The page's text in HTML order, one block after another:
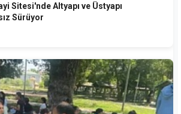
Sitesi'nde Altyapı ve Üstyapı
Sürüyor